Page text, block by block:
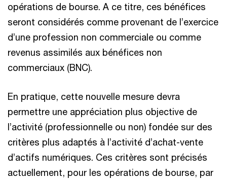
opérations de bourse. A ce titre, ces bénéfices
seront considérés comme provenant de l’exercice
d’une profession non commerciale ou comme
revenus assimilés aux bénéfices non
commerciaux (BNC).
En pratique, cette nouvelle mesure devra
permettre une appréciation plus objective de
l’activité (professionnelle ou non) fondée sur des
critères plus adaptés à l’activité d’achat-vente
d’actifs numériques. Ces critères sont précisés
actuellement, pour les opérations de bourse, par